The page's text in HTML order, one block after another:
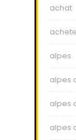
achat
alpes
alpes
alpes
alpes